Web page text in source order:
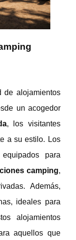
de alojamientos
un acogedor
, los visitantes
a su estilo. Los
para
camping,
Además,
ideales para
alojamientos
aquellos que